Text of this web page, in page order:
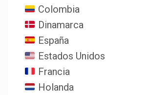
Colombia
Dinamarca
España
Estados Unidos
Francia
Holanda